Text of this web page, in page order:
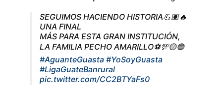
SEGUIMOS HACIENDO HISTORIA💪🏽🔥
UNA FINAL
MÁS PARA ESTA GRAN INSTITUCIÓN,
LA FAMILIA PECHO AMARILLO⚽️💯🟡🟢
#AguanteGuasta #YoSoyGuasta
#LigaGuateBanrural
pic.twitter.com/CC2BTYaFs0